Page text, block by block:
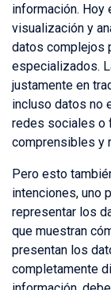
información.
visualización y
datos complejos
especializados.
justamente en
incluso datos no
redes sociales o
comprensibles y
Pero esto
intenciones, uno
representar los
que muestran
presentan los
completamente